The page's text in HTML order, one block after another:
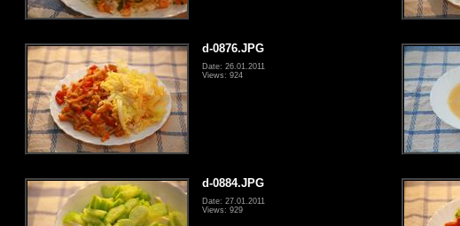
d-0876.JPG
Date: 26.01.2011
Views: 924
d-0884.JPG
Date: 27.01.2011
Views: 929